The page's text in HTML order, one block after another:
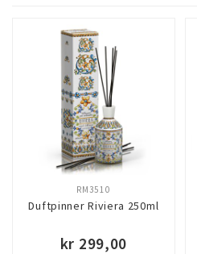
Duftpinner Riviera 250ml
RM3510
kr 299,00